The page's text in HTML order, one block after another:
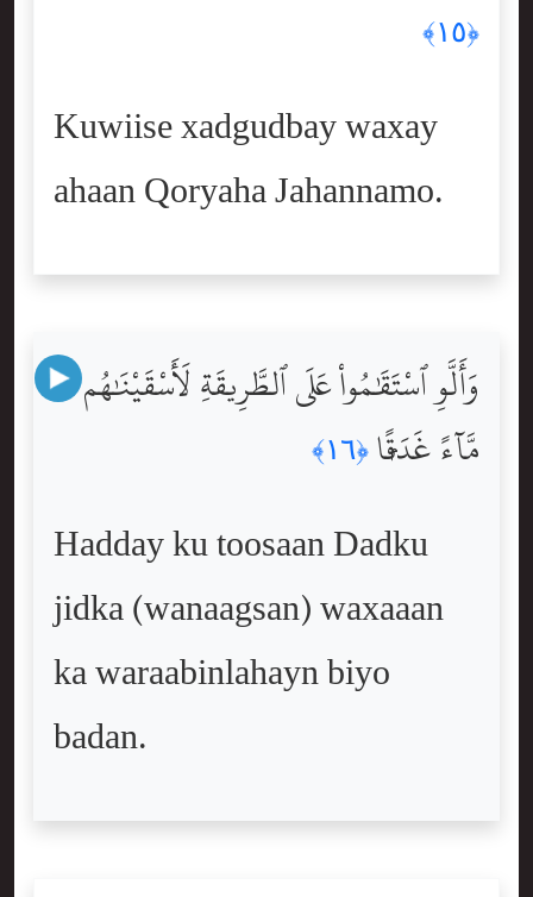
﴿١٥﴾
Kuwiise xadgudbay waxay
ahaan Qoryaha Jahannamo.
وَأَلَّوِ ٱسْتَقَٰمُواْ عَلَى ٱلطَّرِيقَةِ لَأَسْقَيْنَٰهُم
مَّآءً غَدَقًۭا ﴿١٦﴾
Hadday ku toosaan Dadku
jidka (wanaagsan) waxaaan
ka waraabinlahayn biyo
badan.